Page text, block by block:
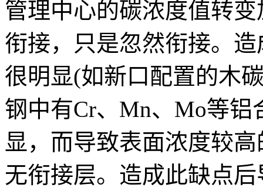
管理中心的碳浓度值转
衔接，只是忽然衔接。
很明显(如新口配置的木
钢中有Cr、Mn、Mo等
显，而导致表面浓度较
无衔接层。造成此缺点